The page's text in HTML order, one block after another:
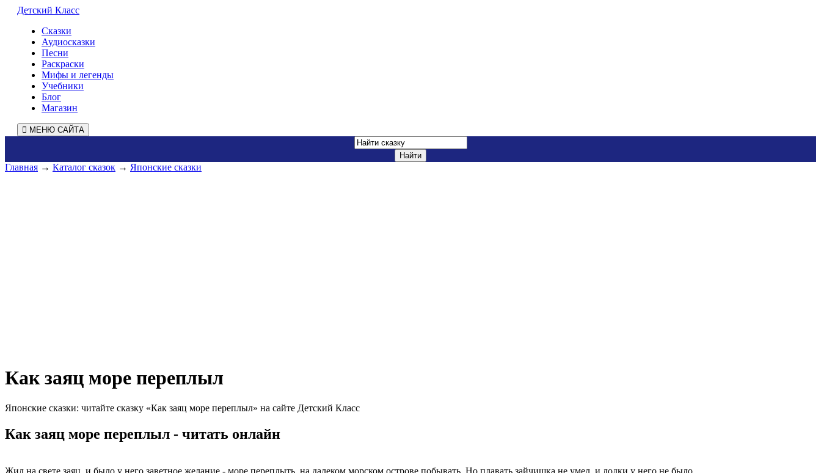
Детский Класс
Сказки
Аудиосказки
Песни
Раскраски
Мифы и легенды
Учебники
Блог
Магазин
МЕНЮ САЙТА
Главная → Каталог сказок → Японские сказки
Как заяц море переплыл
Японские сказки: читайте сказку «Как заяц море переплыл» на сайте Детский Класс
Как заяц море переплыл - читать онлайн
Жил на свете заяц, и было у него заветное желание - море переплыть, на далеком морском острове побывать. Но плавать зайчишка не умел, и лодки у него не было.